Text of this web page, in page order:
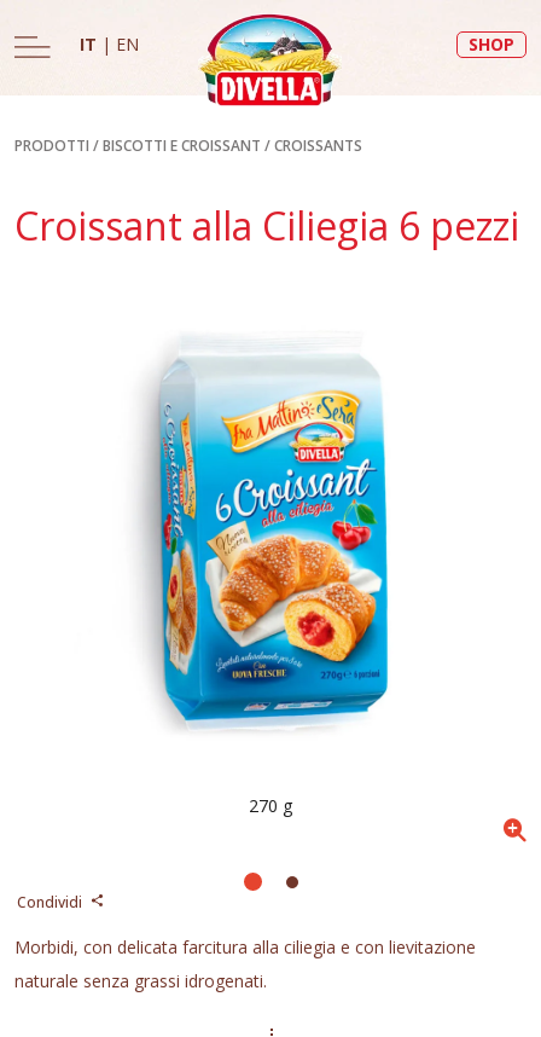
IT | EN SHOP
PRODOTTI /BISCOTTI E CROISSANT /CROISSANTS
Croissant alla Ciliegia 6 pezzi
Condividi
Morbidi, con delicata farcitura alla ciliegia e con lievitazione
naturale senza grassi idrogenati.
270 g